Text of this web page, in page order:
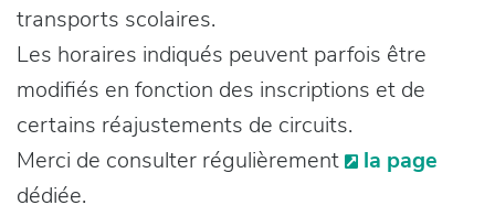
transports scolaires.
Les horaires indiqués peuvent parfois être
modifiés en fonction des inscriptions et de
certains réajustements de circuits.
Merci de consulter régulièrement
la page
dédiée.